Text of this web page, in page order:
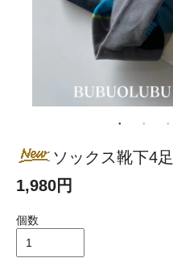
ソックス靴下4
1,980円
個数